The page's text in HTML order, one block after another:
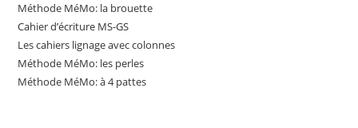
Méthode MéMo: la brouette
Cahier d’écriture MS-GS
Les cahiers lignage avec colonnes
Méthode MéMo: les perles
Méthode MéMo: à 4 pattes